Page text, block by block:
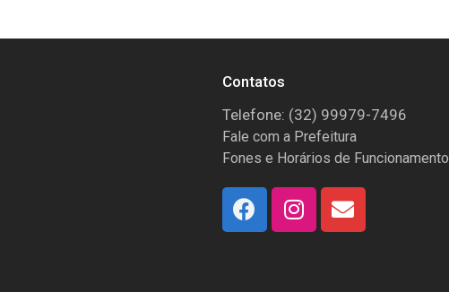
Contatos
Telefone: (32) 99979-7496
Fale com a Prefeitura
Fones e Horários de Funcionamento